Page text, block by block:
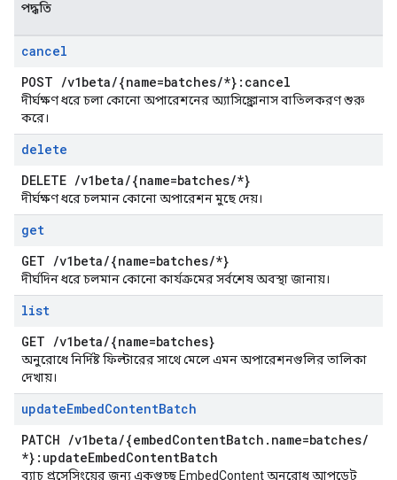
পদ্ধতি
cancel
POST /v1beta/{name=batches/*}:cancel
দীর্ঘক্ষণ ধরে চলা কোনো অপারেশনের অ্যাসিঙ্ক্রোনাস বাতিলকরণ শুরু
করে।
delete
DELETE /v1beta/{name=batches/*}
দীর্ঘক্ষণ ধরে চলমান কোনো অপারেশন মুছে দেয়।
get
GET /v1beta/{name=batches/*}
দীর্ঘদিন ধরে চলমান কোনো কার্যক্রমের সর্বশেষ অবস্থা জানায়।
list
GET /v1beta/{name=batches}
অনুরোধে নির্দিষ্ট ফিল্টারের সাথে মেলে এমন অপারেশনগুলির তালিকা
দেখায়।
updateEmbedContentBatch
PATCH /v1beta/{embedContentBatch . name=batches/
*}:updateEmbedContentBatch
ব্যাচ প্রসেসিংয়ের জন্য একগুচ্ছ EmbedContent অনুরোধ আপডেট